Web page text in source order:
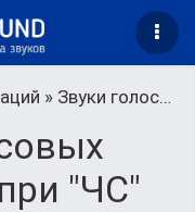
» Звуки голосовых оповещений при "ЧС"
"ЧС"